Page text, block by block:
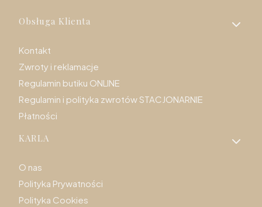
Linki w stopce
Obsługa Klienta
Kontakt
Zwroty i reklamacje
Regulamin butiku ONLINE
Regulamin i polityka zwrotów STACJONARNIE
Płatności
KARLA
O nas
Polityka Prywatności
Polityka Cookies